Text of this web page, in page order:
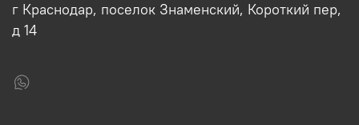
г Краснодар, поселок Знаменский, Короткий пер,
д 14